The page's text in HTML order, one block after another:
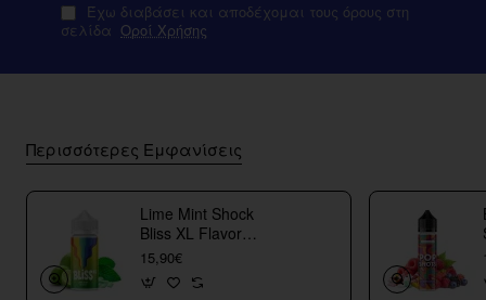
Έχω διαβάσει και αποδέχομαι τους όρους στη
σελίδα Οροί Χρήσης
Περισσότερες Εμφανίσεις
Lime Mint Shock
Bliss XL Flavor
Shots
15,90€